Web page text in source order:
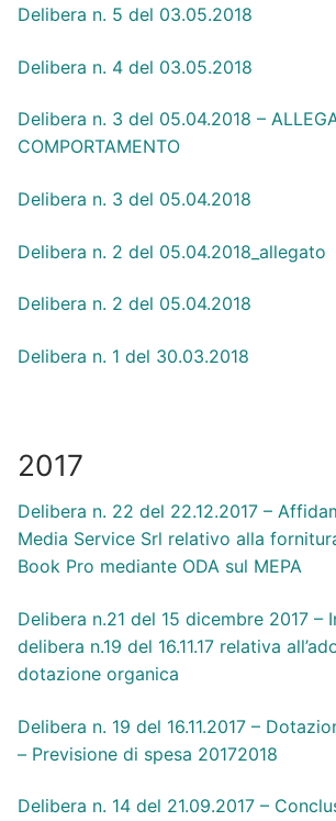
Delibera n. 5 del 03.05.2018
Delibera n. 4 del 03.05.2018
Delibera n. 3 del 05.04.2018 –
COMPORTAMENTO
Delibera n. 3 del 05.04.2018
Delibera n. 2 del 05.04.2018_allegato
Delibera n. 2 del 05.04.2018
Delibera n. 1 del 30.03.2018
2017
Delibera n. 22 del 22.12.2017 –
Media Service Srl relativo alla
Book Pro mediante ODA sul MEPA
Delibera n.21 del 15 dicembre 2017 –
delibera n.19 del 16.11.17 relativa
dotazione organica
Delibera n. 19 del 16.11.2017 –
– Previsione di spesa 20172018
Delibera n. 14 del 21.09.2017 –